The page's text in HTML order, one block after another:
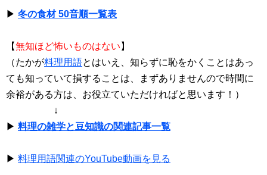
▶ 冬の食材 50音順一覧表
【無知ほど怖いものはない 】
（たかが料理用語とはいえ、知らずに恥をかくことはあっ
ても知っていて損することは、まずありませんので時間に
余裕がある方は、お役立ていただければと思います！）
↓
▶ 料理の雑学と豆知識の関連記事一覧
▶ 料理用語関連のYouTube動画を見る